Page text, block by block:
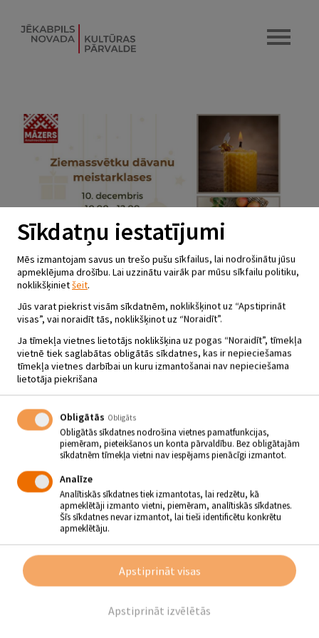
ZIEMASSVĒTKU MEISTARKLASES
VĪPES AMANTIECĪBAS CENTRĀ
“MĀZERS”
06.12 - 10.12
Jau šo sestdien, 10. decembrī, no pulksten 10 līdz 12 Vīpes
amatniecības centrā “Māzers” norisināsies Ziemassvētku
meistarklases!
pērlīšu rokassprādzes, bišu vaska sveces un bišu vaska ietinamās
drāniņas.
Būs arī silta tēja!
Vietu skaits uz meistarklasēm ierobežots!
Sīkdatņu iestatījumi
Mēs izmantojam savus un trešo pušu sīkfailus, lai nodrošinātu jūsu
apmeklējuma drošību. Lai uzzinātu vairāk par mūsu sīkfailu politiku,
noklikšķinietšeit.
Jūs varat piekrist visām sīkdatnēm, noklikšķinot uz “Apstiprināt
visas”, vai noraidīt tās, noklikšķinot uz “Noraidīt”.
Ja tīmekļa vietnes lietotājs noklikšķina uz pogas “Noraidīt”, tīmekļa
vietnē tiek saglabātas obligātās sīkdatnes, kas ir nepieciešamas
tīmekļa vietnes darbībai un kuru izmantošanai nav nepieciešama
lietotāja piekrišana
Obligātās Obligāts
Obligātās sīkdatnes nodrošina vietnes pamatfunkcijas,
piemēram, pieteikšanos un konta pārvaldību. Bez obligātajām
sīkdatnēm tīmekļa vietni nav iespējams pienācīgi izmantot.
Analīze
Analītiskās sīkdatnes tiek izmantotas, lai redzētu, kā
apmeklētāji izmanto vietni, piemēram, analītiskās sīkdatnes.
Šīs sīkdatnes nevar izmantot, lai tieši identificētu konkrētu
apmeklētāju.
Apstiprināt izvēlētās
Apstiprināt visas